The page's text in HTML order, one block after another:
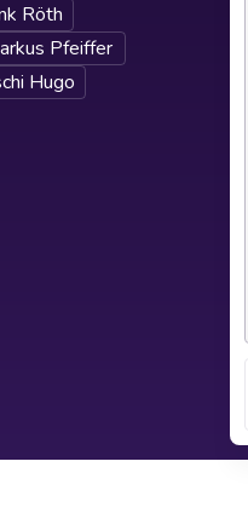
Röth
Pfeiffer
Hugo